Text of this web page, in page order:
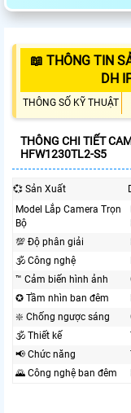
📖 THÔNG TIN
DH
THÔNG SỐ KỸ THUẬT
THÔNG CHI TIẾT
HFW1230TL2-S5
💞 Sản Xuất
Model Lắp Camera Trọn
Bộ
💯 Độ phân giải
🕉️ Công nghệ
™️ Cảm biến hình ảnh
✪ Tầm nhìn ban đêm
❇️ Chống ngược sáng
🕉️ Thiết kế
📢 Chức năng
🌄 Công nghệ ban đêm